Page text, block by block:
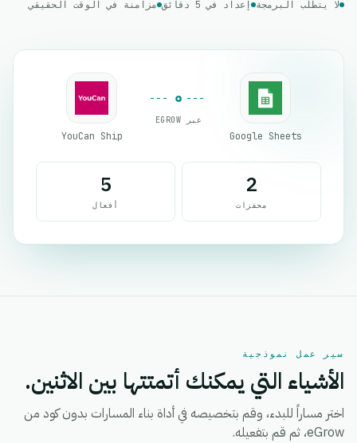
لا يتطلب البرمجة إعداد في 5 دقائق مزامنة في الوقت الحقيقي
Google Sheets
عبر EGROW
YouCan Ship
2
محفزات
5
أفعال
سير عمل نموذجية
الأشياء التي يمكنك أتمتتها بين الاثنين.
اختر مساراً للبدء، وقم بتخصيصه في أداة بناء المسارات بدون كود من
eGrow، ثم قم بتفعيله.